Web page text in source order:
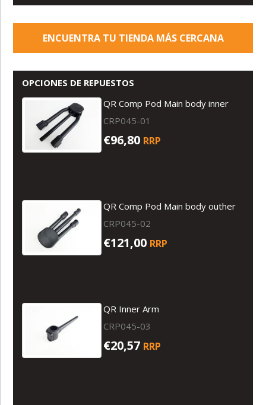
ENCUENTRA TU TIENDA MÁS CERCANA
OPCIONES DE REPUESTOS
QR Comp Pod Main body inner
CRP045-01
€96,80 RRP
QR Comp Pod Main body outher
CRP045-02
€121,00 RRP
QR Inner Arm
CRP045-03
€20,57 RRP